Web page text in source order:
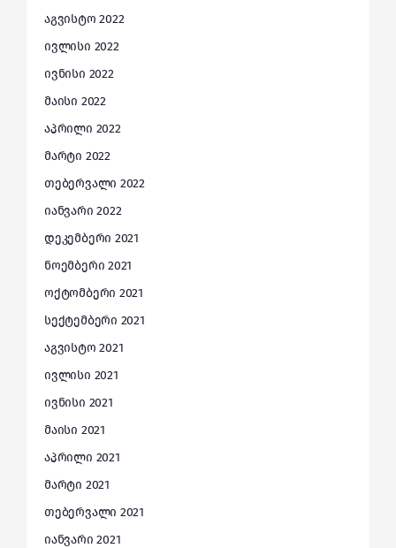
აგვისტო 2022
ივლისი 2022
ივნისი 2022
მაისი 2022
აპრილი 2022
მარტი 2022
თებერვალი 2022
იანვარი 2022
დეკემბერი 2021
ნოემბერი 2021
ოქტომბერი 2021
სექტემბერი 2021
აგვისტო 2021
ივლისი 2021
ივნისი 2021
მაისი 2021
აპრილი 2021
მარტი 2021
თებერვალი 2021
იანვარი 2021